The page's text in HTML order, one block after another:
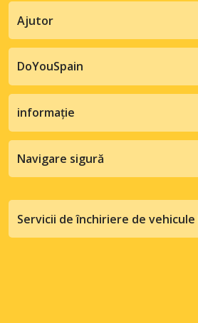
Ajutor
DoYouSpain
informație
Navigare sigură
Servicii de închiriere de